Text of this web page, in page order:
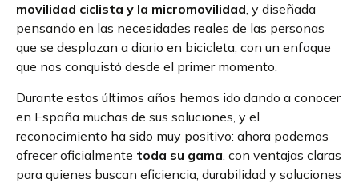
movilidad ciclista y la micromovilidad, y diseñada
pensando en las necesidades reales de las personas
que se desplazan a diario en bicicleta, con un enfoque
que nos conquistó desde el primer momento.
Durante estos últimos años hemos ido dando a conocer
en España muchas de sus soluciones, y el
reconocimiento ha sido muy positivo: ahora podemos
ofrecer oficialmente toda su gama , con ventajas claras
para quienes buscan eficiencia, durabilidad y soluciones